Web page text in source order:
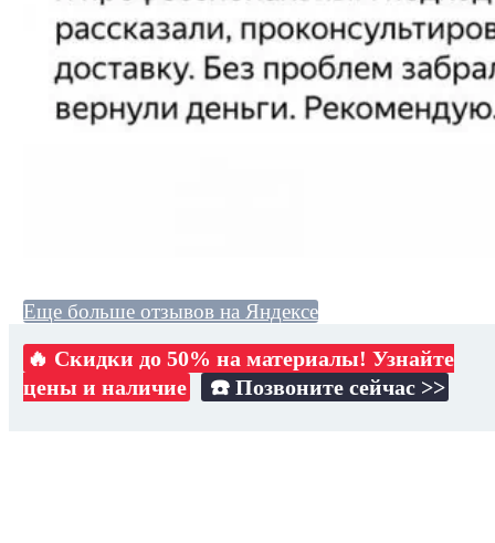
Еще больше отзывов на Яндексе
🔥 Скидки до 50% на материалы! Узнайте
цены и наличие
☎️ Позвоните сейчас >>